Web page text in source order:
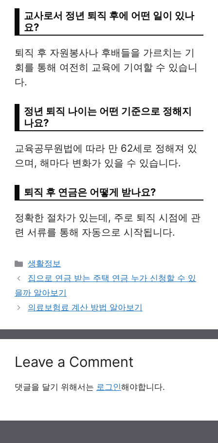
교사로서 정년 퇴직 후에 어떤 일이 있나
요?
퇴직 후 자원봉사나 후배들을 가르치는 기
회를 통해 여전히 교육에 기여할 수 있습니
다.
정년 퇴직 나이는 어떤 기준으로 정해지
나요?
교육공무원법에 따라 만 62세로 정해져 있
으며, 해마다 변화가 있을 수 있습니다.
퇴직 후 연금은 어떻게 받나요?
정확한 절차가 있는데, 주로 퇴직 시점에 관
련 서류를 통해 자동으로 시작됩니다.
Categories
생활정보
집으로 연금 받는 주택 연금 누가 신청할 수 있
을까 알아보기
의료보험료 계산 방법 알아보기
Leave a Comment
댓글을 달기 위해서는 로그인해야합니다.